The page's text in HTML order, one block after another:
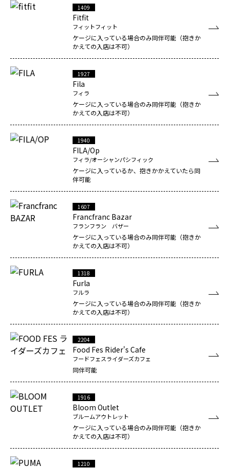
1409
Fitfit
フィットフィット
ケージに入っている場合のみ同伴可能（抱きか
かえての入店は不可）
1927
Fila
フィラ
ケージに入っている場合のみ同伴可能（抱きか
かえての入店は不可）
1940
FILA/Op
フィラ/オーシャンパシフィック
ケージに入っているか、抱きかかえていたら同
伴可能
1607
Francfranc Bazar
フランフラン バザー
ケージに入っている場合のみ同伴可能（抱きか
かえての入店は不可）
1318
Furla
フルラ
ケージに入っている場合のみ同伴可能（抱きか
かえての入店は不可）
2204
Food Fes Rider's Cafe
フードフェスライダーズカフェ
同伴可能
1916
Bloom Outlet
ブルームアウトレット
ケージに入っている場合のみ同伴可能（抱きか
かえての入店は不可）
1210